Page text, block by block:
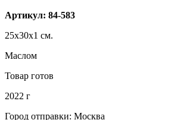
Артикул: 84-583
25x30x1 см.
Маслом
Товар готов
2022 г
Город отправки: Москва